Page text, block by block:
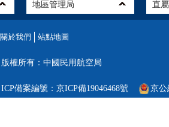
關於我們 站點地圖
版權所有：中國民用航空局
ICP備案編號：京ICP備19046468號 京公